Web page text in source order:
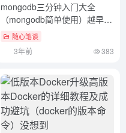
mongodb三分钟入门大全
（mongodb简单使用）越早知
道越好
随心笔谈
3年前 383